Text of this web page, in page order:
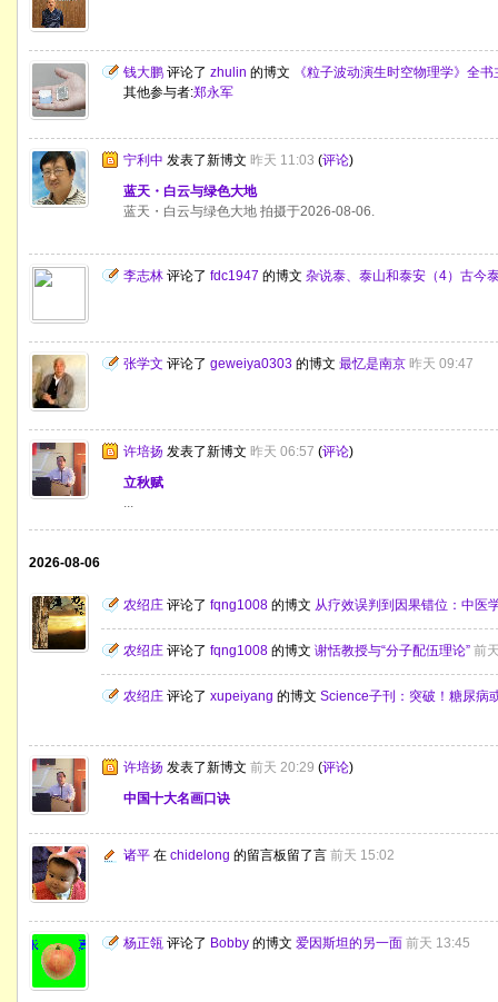
钱大鹏 评论了 zhulin 的博文
《粒子波动演生时空物理学》全
其他参与者:郑永军
宁利中 发表了新博文 昨天 11:03 (评论)
蓝天・白云与绿色大地
蓝天・白云与绿色大地 拍摄于2026-08-06.
李志林 评论了 fdc1947 的博文 杂说泰、泰山和泰安（4）古今
张学文 评论了 geweiya0303 的博文 最忆是南京 昨天 09:47
许培扬 发表了新博文 昨天 06:57 (评论)
立秋赋
...
2026-08-06
农绍庄 评论了 fqng1008 的博文 从疗效误判到因果错位：中医
农绍庄 评论了 fqng1008 的博文 谢恬教授与“分子配伍理论” 前
农绍庄 评论了 xupeiyang 的博文 Science子刊：突破！糖尿病
许培扬 发表了新博文 前天 20:29 (评论)
中国十大名画口诀
诸平 在 chidelong 的留言板留了言 前天 15:02
杨正瓴 评论了 Bobby 的博文 爱因斯坦的另一面 前天 13:45